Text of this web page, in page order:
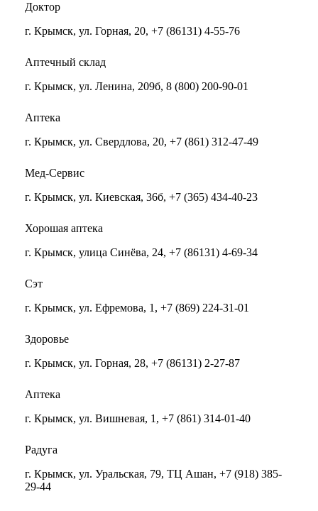
Доктор
г. Крымск, ул. Горная, 20, +7 (86131) 4-55-76
Аптечный склад
г. Крымск, ул. Ленина, 209б, 8 (800) 200-90-01
Аптека
г. Крымск, ул. Свердлова, 20, +7 (861) 312-47-49
Мед-Сервис
г. Крымск, ул. Киевская, 36б, +7 (365) 434-40-23
Хорошая аптека
г. Крымск, улица Синёва, 24, +7 (86131) 4-69-34
Сэт
г. Крымск, ул. Ефремова, 1, +7 (869) 224-31-01
Здоровье
г. Крымск, ул. Горная, 28, +7 (86131) 2-27-87
Аптека
г. Крымск, ул. Вишневая, 1, +7 (861) 314-01-40
Радуга
г. Крымск, ул. Уральская, 79, ТЦ Ашан, +7 (918) 385-
29-44